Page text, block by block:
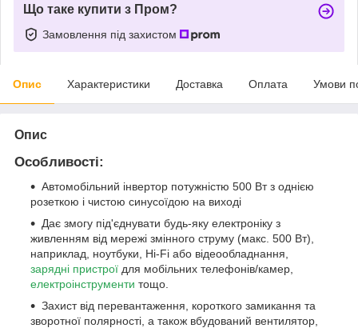
Що таке купити з Пром?
Замовлення під захистом
Опис Характеристики Доставка Оплата Умови
Опис
Особливості:
Автомобільний інвертор потужністю 500 Вт з однією
розеткою і чистою синусоїдою на виході
Дає змогу під'єднувати будь-яку електроніку з
живленням від мережі змінного струму (макс. 500 Вт),
наприклад, ноутбуки, Hi-Fi або відеообладнання,
зарядні пристрої для мобільних телефонів/камер,
електроінструменти тощо.
Захист від перевантаження, короткого замикання та
зворотної полярності, а також вбудований вентилятор,